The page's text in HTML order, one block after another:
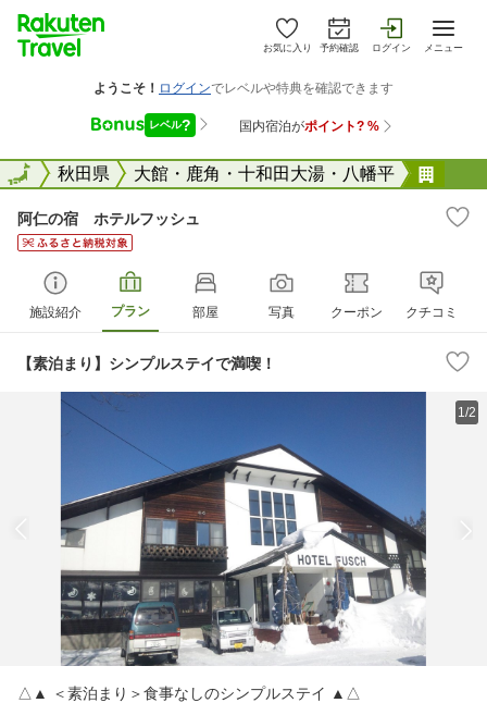
お気に入り 予約確認 ログイン メニュー
全国秋田県 大館・鹿角・十和田大湯・八幡平
全国
阿仁の宿 ホテルフッシュ
施設紹介 プラン 部屋 写真 クーポン クチコミ
【素泊まり】シンプルステイで満喫！
1/2
△▲ ＜素泊まり＞食事なしのシンプルステイ ▲△